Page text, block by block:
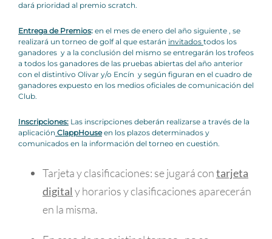
dará prioridad al premio scratch.
Entrega de Premios:en el mes de enero del año siguiente , se
realizará un torneo de golf al que estarán invitados todos los
ganadores y a la conclusión del mismo se entregarán los trofeos
a todos los ganadores de las pruebas abiertas del año anterior
con el distintivo Olivar y/o Encín y según figuran en el cuadro de
ganadores expuesto en los medios oficiales de comunicación del
Club.
Inscripciones:Las inscripciones deberán realizarse a través de la
aplicación ClappHouseen los plazos determinados y
comunicados en la información del torneo en cuestión.
Tarjeta y clasificaciones: se jugará contarjeta
digital y horarios y clasificaciones aparecerán
en la misma.